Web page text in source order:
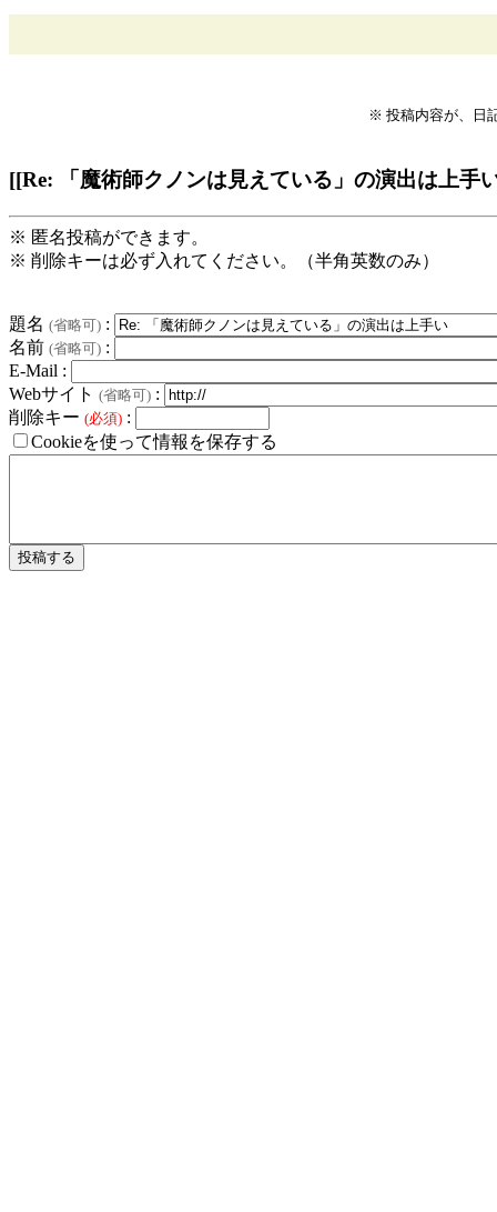
※ 投稿内容が、日
[[Re: 「魔術師クノンは見えている」の演出は上手
※ 匿名投稿ができます。
※ 削除キーは必ず入れてください。（半角英数のみ）
題名 (省略可) :
名前 (省略可) :
E-Mail :
Webサイト (省略可) :
削除キー (必須) :
Cookieを使って情報を保存する